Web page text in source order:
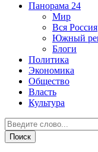
Панорама 24
Мир
Вся Россия
Южный
Блоги
Политика
Экономика
Общество
Власть
Культура